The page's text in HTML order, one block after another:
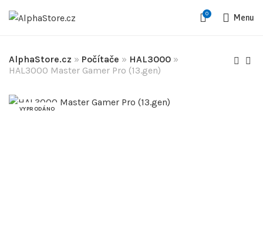
0 Menu
AlphaStore.cz » Počítače » HAL3000 »
HAL3000 Master Gamer Pro (13.gen)
VYPRODÁNO